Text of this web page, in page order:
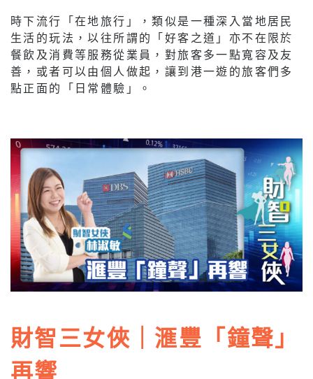
時下流行「在地旅行」，類似是一種深入當地居民
生活的玩法，以往所謂的「好客之道」亦不在限於
餐飲及消費等服務從業員，對旅客多一點寬容及友
善，或者可以由個人做起，讓到港一遊的旅客們多
點正面的「日常體驗」。
財智三女俠｜滙豐「鐘聲」
再響